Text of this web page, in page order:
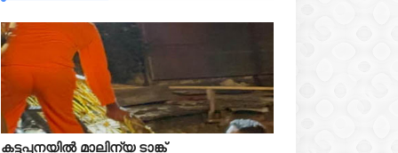
  
കട്ടപ്പനയിൽ മാലിന്യ ടാങ്ക്
Mostreaded